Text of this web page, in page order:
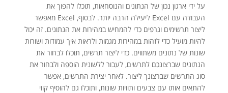
על ידי ארגון נכון של הנתונים והנוסחאות, תוכלו להפוך את
העבודה עם Excel ליעילה הרבה יותר. לבסוף, Excel מאפשר
ליצור תרשימים וגרפים כדי להמחיש במהירות את הנתונים. זה יכול
להיות מועיל כדי לזהות במהירות מגמות ולראות איך עמודות ושורות
שונות של נתונים משתווים. כדי ליצור תרשים, תוכלו לבחור את
הנתונים שברצונכם לתרשים, לעבור ללשונית הוספה ולבחור את
סוג התרשים שברצונך ליצור. לאחר יצירת התרשים, אפשר
להתאים אותו עם צבעים ותוויות שונות, ותוכלו גם להוסיף קווי